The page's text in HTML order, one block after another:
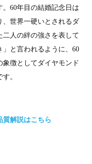
。60年目の結婚記念日は
、世界一硬いとされるダ
二人の絆の強さを表して
と言われるように、60
徴としてダイヤモンド
。
質解説はこちら